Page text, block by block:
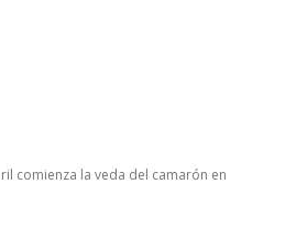
comienza la veda del camarón en